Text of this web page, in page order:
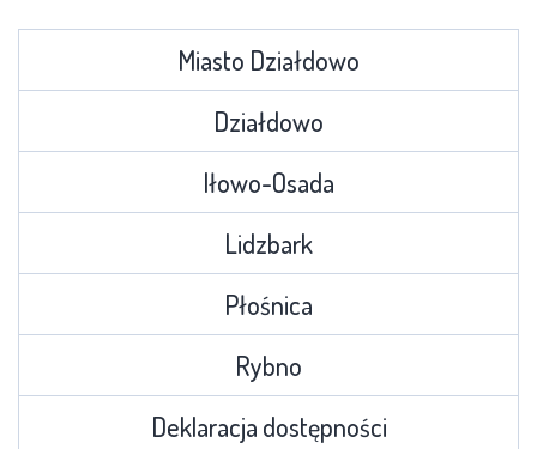
Miasto Działdowo
Działdowo
Iłowo-Osada
Lidzbark
Płośnica
Rybno
Deklaracja dostępności